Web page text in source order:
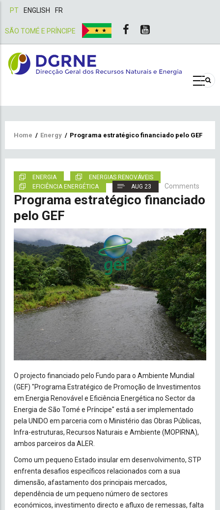
PT ENGLISH FR
SÃO TOMÉ E PRÍNCIPE
Breadcrumb
Home / Energy / Programa estratégico financiado pelo GEF
ENERGIA
ENERGIAS RENOVÁVEIS
EFICIÊNCIA ENERGÉTICA
AUG 23 Comments
Programa estratégico financiado
pelo GEF
O projecto financiado pelo Fundo para o Ambiente Mundial
(GEF) "Programa Estratégico de Promoção de Investimentos
em Energia Renovável e Eficiência Energética no Sector da
Energia de São Tomé e Príncipe" está a ser implementado
pela UNIDO em parceria com o Ministério das Obras Públicas,
Infra-estruturas, Recursos Naturais e Ambiente (MOPIRNA),
ambos parceiros da ALER.
Como um pequeno Estado insular em desenvolvimento, STP
enfrenta desafios específicos relacionados com a sua
dimensão, afastamento dos principais mercados,
dependência de um pequeno número de sectores
económicos, investimento directo e afluxo de remessas, falta